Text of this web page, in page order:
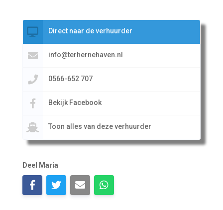
Direct naar de verhuurder
info@terhernehaven.nl
0566-652 707
Bekijk Facebook
Toon alles van deze verhuurder
Deel Maria